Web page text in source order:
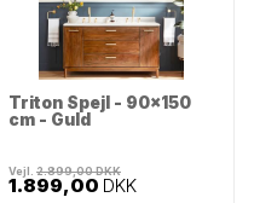
Triton Spejl - 90x150
cm - Guld
1.899,00 DKK
Vejl. 2.899,00DKK